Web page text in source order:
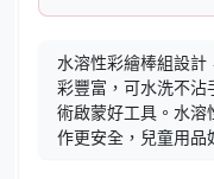
水溶性彩繪棒組設計
彩豐富，可水洗不沾
術啟蒙好工具。水溶
作更安全，兒童用品